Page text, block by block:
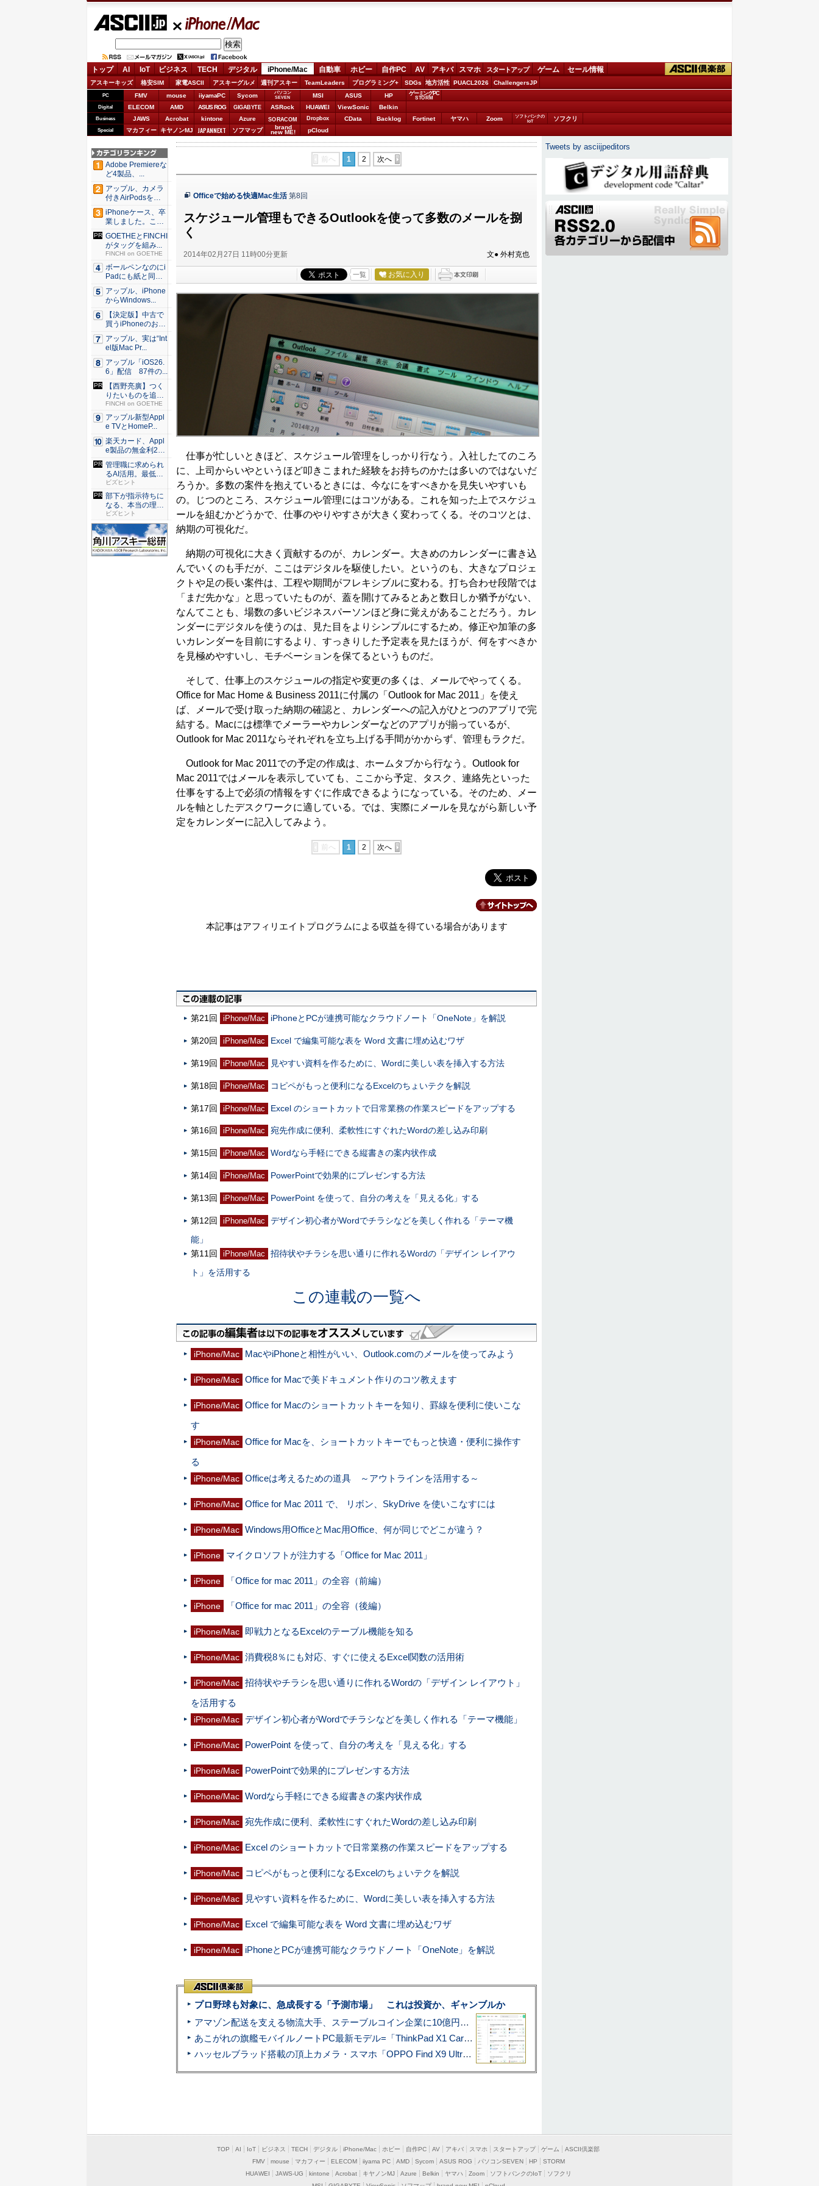
iPhone/Mac
トップ AI IoT ビジネス TECH デジタル iPhone/Mac 自動車 ホビー 自作PC AV アキバ スマホ スタートアップ ゲーム セール情報
アスキーキッズ 格安SIM 家電ASCII アスキーグルメ 週刊アスキー TeamLeaders プログラミング+ SDGs 地方活性 PUACL2026 ChallengersJP
PC FMV mouse iiyamaPC Sycom
パソコン
SEVEN
MSI ASUS HP ゲーミングPC
STORM
Digital ELECOM AMD ASUS ROG GIGABYTE ASRock HUAWEI ViewSonic Belkin
Business JAWS Acrobat kintone Azure SORACOM Dropbox CData Backlog Fortinet ヤマハ Zoom
ソフトバンクの
IoT
ソフクリ
Special マカフィー キヤノンMJ JAPANNEXT ソフマップ brand
new ME! pCloud
前へ 1 2 次へ
Officeで始める快適Mac生活 第8回
スケジュール管理もできるOutlookを使って多数のメールを捌
く
2014年02月27日 11時00分更新 文● 外村克也
一覧 お気に入り
仕事が忙しいときほど、スケジュール管理をしっかり行なう。入社したてのころ
に、上司からいやというほど叩きこまれた経験をお持ちのかたは多いのではないだ
ろうか。多数の案件を抱えているときには、今なにをすべきかを見失いやすいも
の。じつのところ、スケジュール管理にはコツがある。これを知った上でスケジュ
ールを組むかどうかで、仕事のやりやすさが大きく変わってくる。そのコツとは、
納期の可視化だ。
納期の可視化に大きく貢献するのが、カレンダー。大きめのカレンダーに書き込
んでいくのも手だが、ここはデジタルを駆使したい。というのも、大きなプロジェ
クトや足の長い案件は、工程や期間がフレキシブルに変わる。打ち合わせ段階では
「まだ先かな」と思っていたものが、蓋を開けてみるとあと数日しか猶予がない、
なんてことも、場数の多いビジネスパーソンほど身に覚えがあることだろう。カレ
ンダーにデジタルを使うのは、見た目をよりシンプルにするため。修正や加筆の多
いカレンダーを目前にするより、すっきりした予定表を見たほうが、何をすべきか
を見極めやすいし、モチベーションを保てるというものだ。
そして、仕事上のスケジュールの指定や変更の多くは、メールでやってくる。
Office for Mac Home & Business 2011に付属の「Outlook for Mac 2011」を使え
ば、メールで受け取った納期の確認と、カレンダーへの記入がひとつのアプリで完
結する。Macには標準でメーラーやカレンダーなどのアプリが揃っているが、
Outlook for Mac 2011ならそれぞれを立ち上げる手間がかからず、管理もラクだ。
Outlook for Mac 2011での予定の作成は、ホームタブから行なう。Outlook for
Mac 2011ではメールを表示していても、ここから予定、タスク、連絡先といった
仕事をする上で必須の情報をすぐに作成できるようになっている。そのため、メー
ルを軸としたデスクワークに適している。では、実際にメールを見ながら新しい予
定をカレンダーに記入してみよう。
前へ 1 2 次へ
本記事はアフィリエイトプログラムによる収益を得ている場合があります
第21回 iPhone/Mac iPhoneとPCが連携可能なクラウドノート「OneNote」を解説
第20回 iPhone/Mac Excel で編集可能な表を Word 文書に埋め込むワザ
第19回 iPhone/Mac 見やすい資料を作るために、Wordに美しい表を挿入する方法
第18回 iPhone/Mac コピペがもっと便利になるExcelのちょいテクを解説
第17回 iPhone/Mac Excel のショートカットで日常業務の作業スピードをアップする
第16回 iPhone/Mac 宛先作成に便利、柔軟性にすぐれたWordの差し込み印刷
第15回 iPhone/Mac Wordなら手軽にできる縦書きの案内状作成
第14回 iPhone/Mac PowerPointで効果的にプレゼンする方法
第13回 iPhone/Mac PowerPoint を使って、自分の考えを「見える化」する
第12回 iPhone/Mac
デザイン初心者がWordでチラシなどを美しく作れる「テーマ機
能」
第11回
iPhone/Mac
招待状やチラシを思い通りに作れるWordの「デザイン レイアウ
ト」を活用する
この連載の一覧へ
iPhone/Mac MacやiPhoneと相性がいい、Outlook.comのメールを使ってみよう
iPhone/Mac Office for Macで美ドキュメント作りのコツ教えます
iPhone/Mac Office for Macのショートカットキーを知り、罫線を便利に使いこな
す
iPhone/Mac Office for Macを、ショートカットキーでもっと快適・便利に操作す
る
iPhone/Mac Officeは考えるための道具 ～アウトラインを活用する～
iPhone/Mac Office for Mac 2011 で、 リボン、SkyDrive を使いこなすには
iPhone/Mac Windows用OfficeとMac用Office、何が同じでどこが違う？
iPhone マイクロソフトが注力する「Office for Mac 2011」
iPhone 「Office for mac 2011」の全容（前編）
iPhone 「Office for mac 2011」の全容（後編）
iPhone/Mac 即戦力となるExcelのテーブル機能を知る
iPhone/Mac 消費税8％にも対応、すぐに使えるExcel関数の活用術
iPhone/Mac 招待状やチラシを思い通りに作れるWordの「デザイン レイアウト」
を活用する
iPhone/Mac デザイン初心者がWordでチラシなどを美しく作れる「テーマ機能」
iPhone/Mac PowerPoint を使って、自分の考えを「見える化」する
iPhone/Mac PowerPointで効果的にプレゼンする方法
iPhone/Mac Wordなら手軽にできる縦書きの案内状作成
iPhone/Mac 宛先作成に便利、柔軟性にすぐれたWordの差し込み印刷
iPhone/Mac Excel のショートカットで日常業務の作業スピードをアップする
iPhone/Mac コピペがもっと便利になるExcelのちょいテクを解説
iPhone/Mac 見やすい資料を作るために、Wordに美しい表を挿入する方法
iPhone/Mac Excel で編集可能な表を Word 文書に埋め込むワザ
iPhone/Mac iPhoneとPCが連携可能なクラウドノート「OneNote」を解説
プロ野球も対象に、急成長する「予測市場」 これは投資か、ギャンブルか
アマゾン配送を支える物流大手、ステーブルコイン企業に10億円投資のワケ
あこがれの旗艦モバイルノートPC最新モデル=「ThinkPad X1 Carbon Gen 14 Aura Edition」実機レビュー
ハッセルブラッド搭載の頂上カメラ・スマホ「OPPO Find X9 Ultra」実写レビュー=プロが本気で徹底撮影しました!!
Adobe Premiereな
ど4製品、...
アップル、カメラ
付きAirPodsを年
内...
iPhoneケース、卒
業しました。これ
か...
GOETHEとFINCHI
がタッグを組み...
FINCHI on GOETHE
ボールペンなのにi
Padにも紙と同じ
滑ら...
アップル、iPhone
からWindows...
【決定版】中古で
買うiPhoneのおす
す...
アップル、実は“Int
el版Mac Pr...
アップル「iOS26.
6」配信 87件の...
【西野亮廣】つく
りたいものを追求
できる環...
FINCHI on GOETHE
アップル新型Appl
e TVとHomeP...
楽天カード、Appl
e製品の無金利24
回...
管理職に求められ
るAI活用。最低限
やるべ...
ビズヒント
部下が指示待ちに
なる、本当の理
由。23年...
ビズヒント
Tweets by asciijpeditors
TOP AI IoT ビジネス TECH デジタル iPhone/Mac ホビー 自作PC AV アキバ スマホ スタートアップ ゲーム
ASCII倶楽部
FMV
mouse マカフィー ELECOM iiyama PC AMD Sycom ASUS ROG パソコンSEVEN HP
STORM
HUAWEI
JAWS-UG kintone Acrobat キヤノンMJ Azure Belkin ヤマハ Zoom ソフトバンクのIoT
ソフクリ